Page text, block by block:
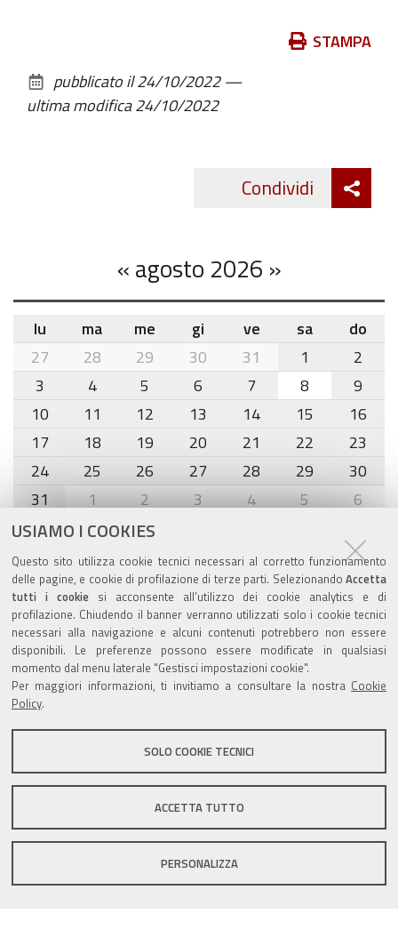
USIAMO I COOKIES
Questo sito utilizza cookie tecnici necessari al corretto funzionamento
delle pagine, e cookie di profilazione di terze parti. Selezionando Accetta
tutti i cookiesi acconsente all’utilizzo dei cookie analytics e di
profilazione. Chiudendo il banner verranno utilizzati solo i cookie tecnici
necessari alla navigazione e alcuni contenuti potrebbero non essere
disponibili. Le preferenze possono essere modificate in qualsiasi
momento dal menu laterale "Gestisci impostazioni cookie".
Per maggiori informazioni, ti invitiamo a consultare la nostra Cookie
Policy.
SOLO COOKIE TECNICI
ACCETTA TUTTO
PERSONALIZZA
documento
STAMPA
pubblicato il24/10/2022—
ultima modifica24/10/2022
Condividi
«agosto 2026 »
month-
8
lu ma me gi ve sa
do
27
28 29 30 31 1
2
3
4 5 6 7 8
9
10
11 12 13 14 15
16
17
18 19 20 21 22
23
24
25 26 27 28 29
30
31
1 2 3 4 5 6
Agenda eventi
torna alla sezione
Valuta questo sito
Sito istituzionale Comune di Zola Predosa
DPO |Accessibilità